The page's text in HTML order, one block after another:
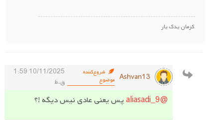
کرمان یدک یار
Ashvan13
شروع‌کننده
موضوع
10/11/2025 1:59
ق.ظ
@aliasadi_9 پس یعنی عادی نیس دیگه !؟